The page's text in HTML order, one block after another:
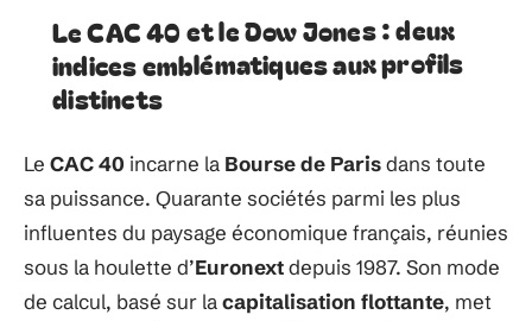
Le CAC 40 et le Dow Jones : deux
indices emblématiques aux profils
distincts
Le CAC 40 incarne la Bourse de Parisdans toute
sa puissance. Quarante sociétés parmi les plus
influentes du paysage économique français, réunies
sous la houlette d’Euronextdepuis 1987. Son mode
de calcul, basé sur lacapitalisation flottante, met